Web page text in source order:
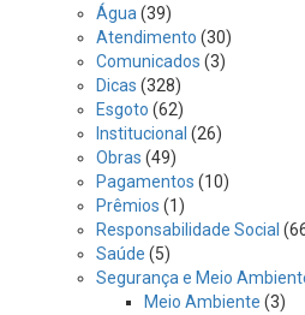
Água (39)
Atendimento (30)
Comunicados (3)
Dicas (328)
Esgoto (62)
Institucional (26)
Obras (49)
Pagamentos (10)
Prêmios (1)
Responsabilidade Social
Saúde (5)
Segurança e Meio
Meio Ambiente (3)